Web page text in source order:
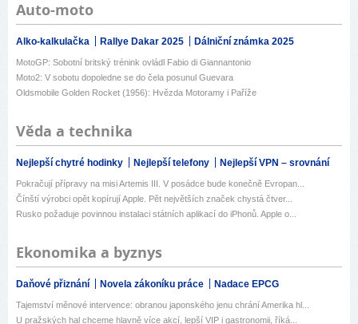
Auto-moto
Alko-kalkulačka Rallye Dakar 2025 Dálniční známka 2025
MotoGP: Sobotní britský trénink ovládl Fabio di Giannantonio
Moto2: V sobotu dopoledne se do čela posunul Guevara
Oldsmobile Golden Rocket (1956): Hvězda Motoramy i Paříže
Věda a technika
Nejlepší chytré hodinky Nejlepší telefony Nejlepší VPN – srovnání
Pokračují přípravy na misi Artemis III. V posádce bude konečně Evropan...
Čínští výrobci opět kopírují Apple. Pět největších značek chystá čtver...
Rusko požaduje povinnou instalaci státních aplikací do iPhonů. Apple o...
Ekonomika a byznys
Daňové přiznání Novela zákoníku práce Nadace EPCG
Tajemství měnové intervence: obranou japonského jenu chrání Amerika hl...
U pražských hal chceme hlavně více akcí, lepší VIP i gastronomii, říká...